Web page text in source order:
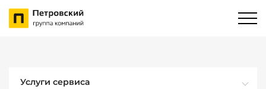
Услуги сервиса